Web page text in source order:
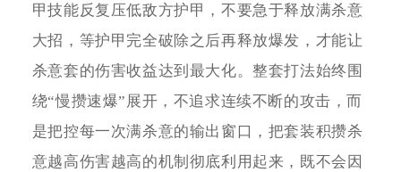
甲技能反复压低敌方护甲，不要急于释放满杀意
大招，等护甲完全破除之后再释放爆发，才能让
杀意套的伤害收益达到最大化。整套打法始终围
绕“慢攒速爆”展开，不追求连续不断的攻击，而
是把控每一次满杀意的输出窗口，把套装积攒杀
意越高伤害越高的机制彻底利用起来，既不会因